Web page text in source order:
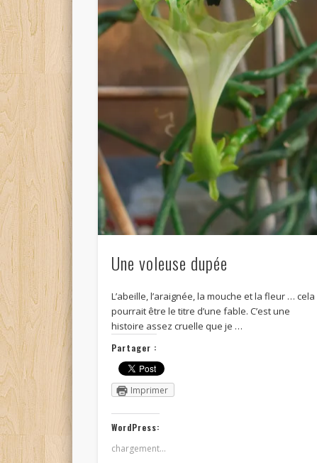
Une voleuse dupée
L’abeille, l’araignée, la mouche et la fleur … cela
pourrait être le titre d’une fable. C’est une
histoire assez cruelle que je …
Partager :
Imprimer
WordPress:
chargement…